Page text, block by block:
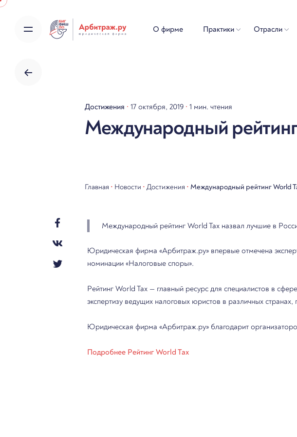
Skip
content
О фирме Практики Отрасли
Достижения 17 октября, 2019 1 мин. чтения
Международный
Главная • Новости • Достижения • Международный рейтинг World
Международный рейтинг World Tax назвал лучшие в
Юридическая фирма «Арбитраж.ру» впервые отмечена
номинации «Налоговые споры».
Рейтинг World Tax — главный ресурс для специалистов в
экспертизу ведущих налоговых юристов в различных
Юридическая фирма «Арбитраж.ру» благодарит
Подробнее Рейтинг World Tax